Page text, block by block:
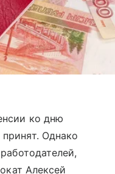
ко дню
Однако
Алексей